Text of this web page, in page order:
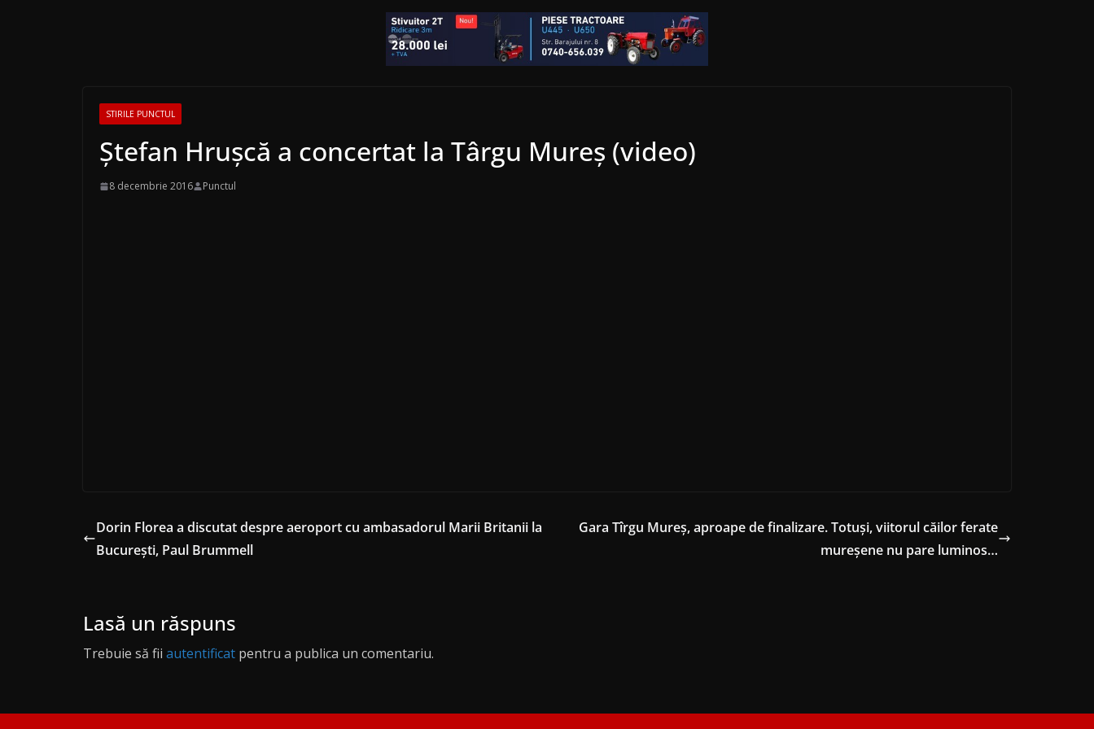
STIRILE PUNCTUL
Ştefan Hruşcă a concertat la Târgu Mureş (video)
8 decembrie 2016 Punctul
Dorin Florea a discutat despre aeroport cu ambasadorul Marii Britanii la
Bucureşti, Paul Brummell
Gara Tîrgu Mureș, aproape de finalizare. Totuși, viitorul căilor ferate
mureșene nu pare luminos…
Lasă un răspuns
Trebuie să fii autentificat pentru a publica un comentariu.